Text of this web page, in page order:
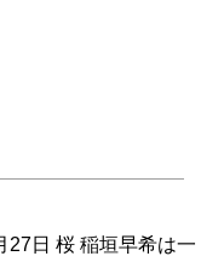
日 桜 稲垣早希は一